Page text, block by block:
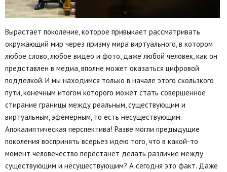
Вырастает поколение, которое привыкает рассматривать
окружающий мир через призму мира виртуального, в котором
любое слово, любое видео и фото, даже любой человек, как он
представлен в медиа, вполне может оказаться цифровой
подделкой. И мы находимся только в начале этого скользкого
пути, конечным итогом которого может стать совершенное
стирание границы между реальным, существующим и
виртуальным, эфемерным, то есть несуществующим.
Апокалиптическая перспектива! Разве могли предыдущие
поколения воспринять всерьез идею того, что в какой-то
момент человечество перестанет делать различие между
существующим и несуществующим? А сегодня это факт. Даже